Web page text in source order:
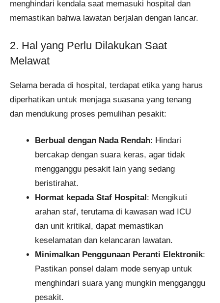
menghindari kendala saat memasuki hospital dan
memastikan bahwa lawatan berjalan dengan lancar.
2. Hal yang Perlu Dilakukan Saat
Melawat
Selama berada di hospital, terdapat etika yang harus
diperhatikan untuk menjaga suasana yang tenang
dan mendukung proses pemulihan pesakit:
Berbual dengan Nada Rendah: Hindari
bercakap dengan suara keras, agar tidak
mengganggu pesakit lain yang sedang
beristirahat.
Hormat kepada Staf Hospital : Mengikuti
arahan staf, terutama di kawasan wad ICU
dan unit kritikal, dapat memastikan
keselamatan dan kelancaran lawatan.
Minimalkan Penggunaan Peranti Elektronik:
Pastikan ponsel dalam mode senyap untuk
menghindari suara yang mungkin mengganggu
pesakit.